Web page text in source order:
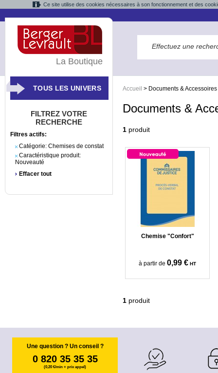
Ce site utilise des cookies nécessaires à son fonctionnement et des
Accueil > Documents & Accessoires
Documents &
1 produit
Chemise "Confort"
à partir de 0,99 € HT
1 produit
La Boutique
TOUS LES UNIVERS
FILTREZ VOTRE
RECHERCHE
Filtres actifs:
Catégorie: Chemises de constat
Caractéristique produit:
Nouveauté
Effacer tout
Une question ? Un conseil ?
0 820 35 35 35
(0,20 €/min + prix appel)